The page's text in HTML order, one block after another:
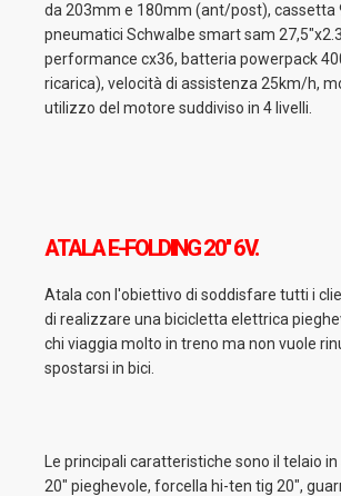
da 203mm e 180mm (ant/post), cassetta
pneumatici Schwalbe smart sam
performance cx36, batteria powerpack
ricarica), velocità di assistenza 25km/h,
utilizzo del motore suddiviso in 4 livelli.
ATALA E-FOLDING 20'' 6V.
Atala con l'obiettivo di soddisfare tutti i
di realizzare una bicicletta elettrica
chi viaggia molto in treno ma non vuole
spostarsi in bici.
Le principali caratteristiche sono il telaio
20" pieghevole, forcella hi-ten tig 20",